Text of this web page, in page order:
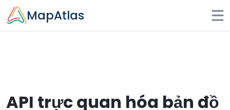
Skip to main content
MapAtlas
API trực quan hóa bản đồ